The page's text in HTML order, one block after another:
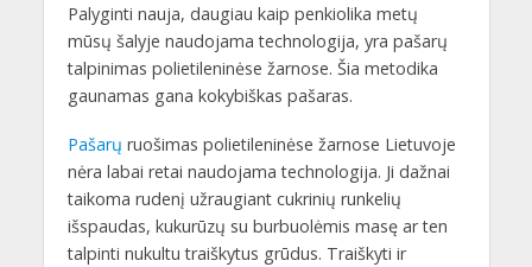
Palyginti nauja, daugiau kaip penkiolika metų
mūsų šalyje naudojama technologija, yra pašarų
talpinimas polietileninėse žarnose. Šia metodika
gaunamas gana kokybiškas pašaras.
Pašarų ruošimas polietileninėse žarnose Lietuvoje
nėra labai retai naudojama technologija. Ji dažnai
taikoma rudenį užraugiant cukrinių runkelių
išspaudas, kukurūzų su burbuolėmis masę ar ten
talpinti nukultu traiškytus grūdus. Traiškyti ir